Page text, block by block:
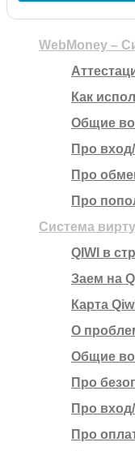
WebMoney –
Как
Общие
Про
Про
Про
Система
QIWI в
Заем на
Карта
О
Общие
Про
Про
Про